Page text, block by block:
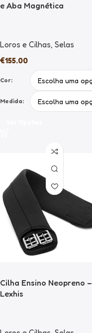
e Aba Magnética
Loros e Cilhas, Selas
€155.00
Cor:
Medida:
Cilha Ensino Neopreno –
Lexhis